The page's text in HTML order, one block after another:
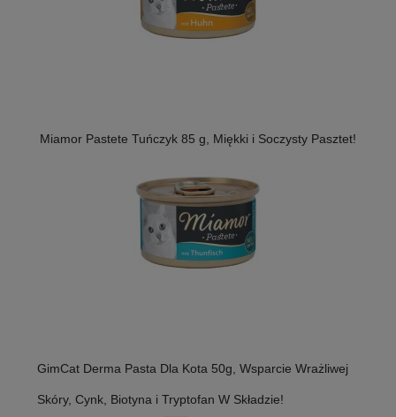
Miamor Pastete Tuńczyk 85 g, Miękki i Soczysty Pasztet!
GimCat Derma Pasta Dla Kota 50g, Wsparcie Wrażliwej
Skóry, Cynk, Biotyna i Tryptofan W Składzie!